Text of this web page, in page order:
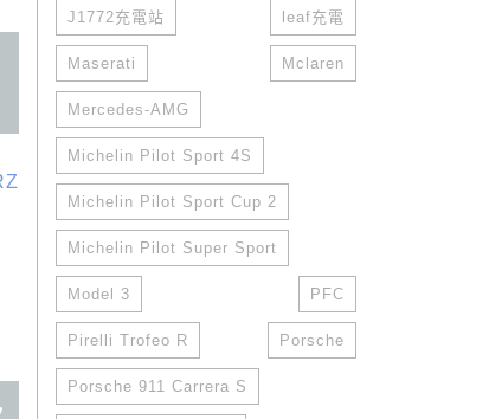
J1772充電站 leaf充電
Maserati Mclaren
Mercedes-AMG
Michelin Pilot Sport 4S
Michelin Pilot Sport Cup 2
Michelin Pilot Super Sport
Model 3 PFC
Pirelli Trofeo R Porsche
Porsche 911 Carrera S